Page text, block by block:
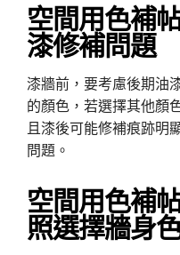
空間用色補
漆修補問題
漆牆前，要考慮後期油
的顏色，若選擇其他顏
且漆後可能修補痕跡明
問題。
空間用色補
照選擇牆身